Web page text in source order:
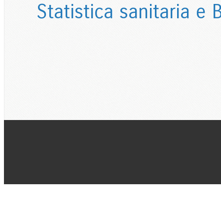
Statistica sanitaria e